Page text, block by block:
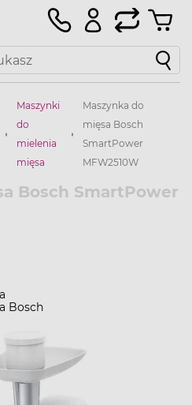
Maszynki
do
mielenia
mięsa
Maszynka do
mięsa Bosch
SmartPower
MFW2510W
Bosch SmartPower
Bosch